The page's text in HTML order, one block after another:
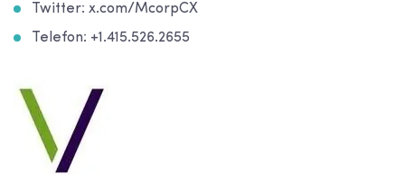
Twitter: x.com/McorpCX
Telefon: +1.415.526.2655